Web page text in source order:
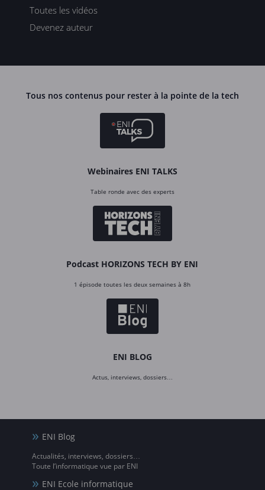
Toutes les vidéos
Devenez auteur
Tous nos contenus pour rester à la pointe de la tech
Webinaires ENI TALKS
Table ronde avec des experts
Podcast HORIZONS TECH BY ENI
1 épisode toutes les deux semaines à 8h
ENI BLOG
Actus, interviews, dossiers…
ENI Blog
Actualités, interviews, dossiers…
Toute l’informatique vue par ENI
ENI Ecole informatique